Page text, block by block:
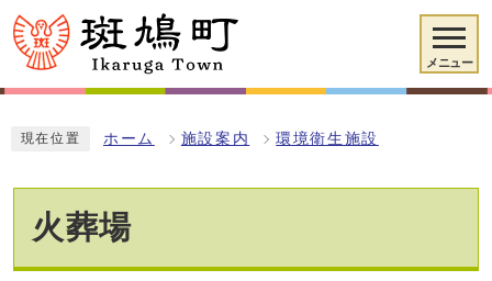
メニュー
現在位置 ホーム 施設案内 環境衛生施設
火葬場